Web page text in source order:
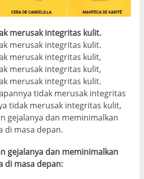
merusak integritas kulit.
merusak integritas kulit.
merusak integritas kulit,
merusak integritas kulit,
merusak integritas kulit.
tidak merusak integritas
tidak merusak integritas kulit,
gejalanya dan meminimalkan
di masa depan.
gejalanya dan meminimalkan
di masa depan: